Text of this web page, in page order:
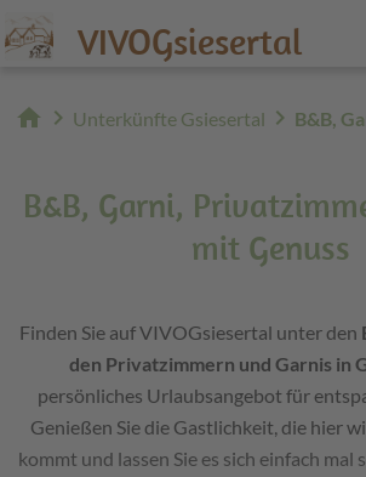
VIVOGsiesertal
home chevron_right Unterkünfte Gsiesertal chevron_right B&B,
B&B, Garni,
mit Genuss
Finden Sie auf VIVOGsiesertal unter den
den Privatzimmern und Garnis in
persönliches Urlaubsangebot für
Genießen Sie die Gastlichkeit, die hier
kommt und lassen Sie es sich einfach mal